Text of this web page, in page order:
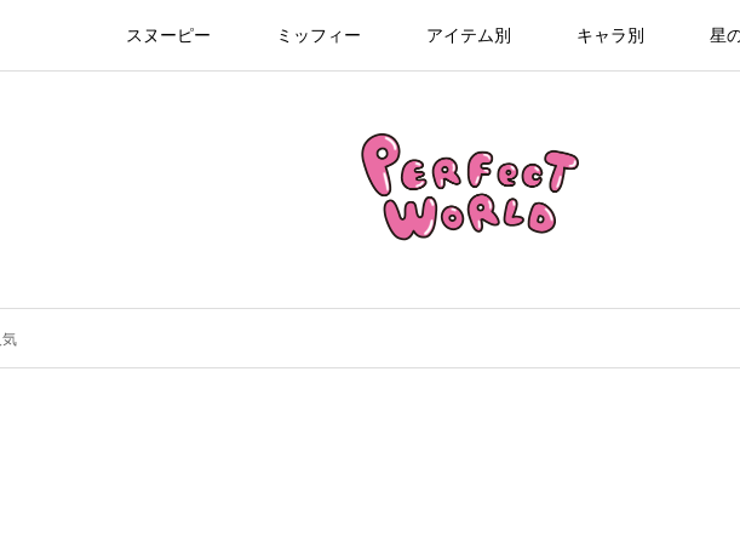
スヌーピー ミッフィー アイテム別 キャラ別 星
気